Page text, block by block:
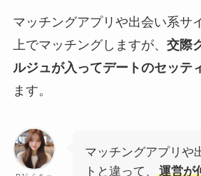
マッチングアプリや出会い系サ
上でマッチングしますが、 交際
ルジュが入ってデートのセッテ
ます。
マッチングアプリや
トと違って、
運営が